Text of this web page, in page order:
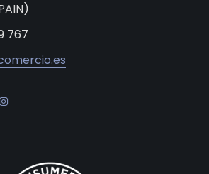
767